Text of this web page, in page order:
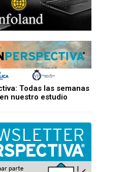
Todas las semanas
nuestro estudio